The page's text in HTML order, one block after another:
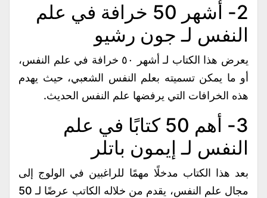
2- أشهر 50 خرافة في علم
النفس لـ جون رشيو
يعرض هذا الكتاب لـ أشهر ٥٠ خرافة في علم النفس،
أو ما يمكن تسميته بعلم النفس الشعبي، حيث يهدم
هذه الخرافات التي يرفضها علم النفس الحديث.
3- أهم 50 كتابًا في علم
النفس لـ إيمون باتلر
بعد هذا الكتاب مدخلًا مهمًا للراغبين في الولوج إلى
مجال علم النفس، يقدم من خلاله الكاتب عرضًا لـ 50